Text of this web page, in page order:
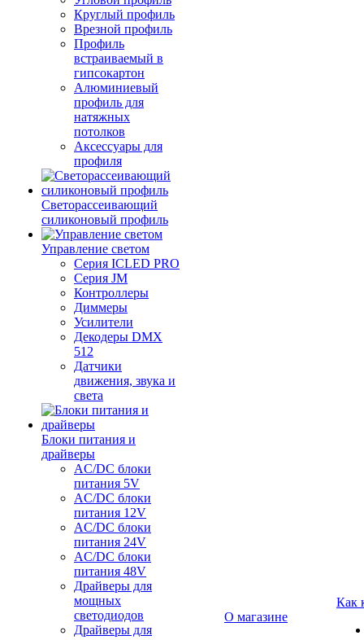
Круглый профиль
Врезной профиль
Профиль
встраиваемый в
гипсокартон
Алюминиевый
профиль для
натяжных
потолков
Аксессуары для
профиля
Светорассеивающий
силиконовый профиль
Управление светом
Серия ICLED PRO
Серия JM
Контроллеры
Диммеры
Усилители
Декодеры DMX
512
Датчики
движения, звука и
света
Блоки питания и
драйверы
AC/DC блоки
питания 5V
AC/DC блоки
питания 12V
AC/DC блоки
питания 24V
AC/DC блоки
питания 48V
Драйверы для
мощных
светодиодов
Драйверы для
О магазине
Как